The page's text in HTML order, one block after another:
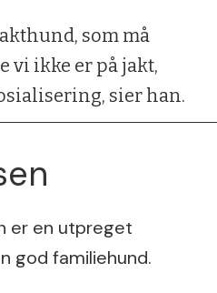
som må
vi ikke er på jakt,
sier han.
er en utpreget
god familiehund.